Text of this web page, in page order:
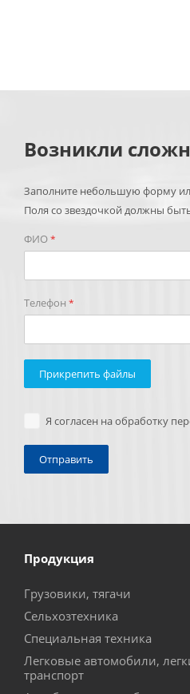
Возникли
Заполните небольшую форму
Поля со звездочкой должны
ФИО*
Телефон *
Прикрепить файлы
Я согласен на обработку
Продукция
Грузовики, тягачи
Сельхозтехника
Специальная техника
Легковые автомобили,
транспорт